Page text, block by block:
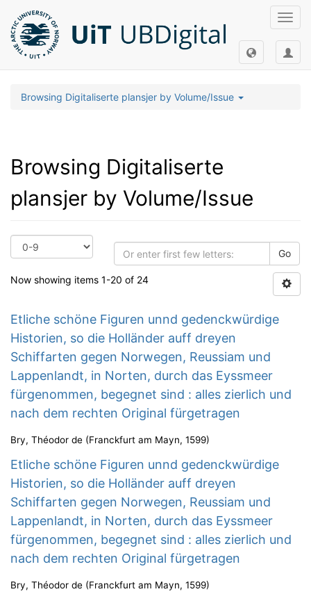
Browsing Digitaliserte plansjer by Volume/Issue
Browsing Digitaliserte
plansjer by Volume/Issue
Go
Now showing items 1-20 of 24
Etliche schöne Figuren unnd gedenckwürdige
Historien, so die Holländer auff dreyen
Schiffarten gegen Norwegen, Reussiam und
Lappenlandt, in Norten, durch das Eyssmeer
fürgenommen, begegnet sind : alles zierlich und
nach dem rechten Original fürgetragen
Bry, Théodor de (Franckfurt am Mayn, 1599)
Etliche schöne Figuren unnd gedenckwürdige
Historien, so die Holländer auff dreyen
Schiffarten gegen Norwegen, Reussiam und
Lappenlandt, in Norten, durch das Eyssmeer
fürgenommen, begegnet sind : alles zierlich und
nach dem rechten Original fürgetragen
Bry, Théodor de (Franckfurt am Mayn, 1599)